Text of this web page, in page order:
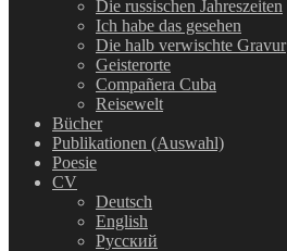
Die russischen Jahreszeiten
Ich habe das gesehen
Die halb verwischte Gravur
Geisterorte
Compañera Cuba
Reisewelt
Bücher
Publikationen (Auswahl)
Poesie
CV
Deutsch
English
Русский